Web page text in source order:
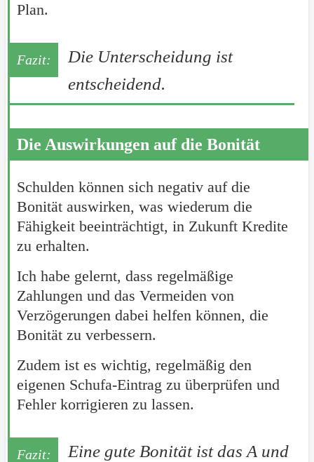
Plan.
Die Unterscheidung ist
entscheidend.
Die Auswirkungen auf die Bonität
Schulden können sich negativ auf die
Bonität auswirken, was wiederum die
Fähigkeit beeinträchtigt, in Zukunft Kredite
zu erhalten.
Ich habe gelernt, dass regelmäßige
Zahlungen und das Vermeiden von
Verzögerungen dabei helfen können, die
Bonität zu verbessern.
Zudem ist es wichtig, regelmäßig den
eigenen Schufa-Eintrag zu überprüfen und
Fehler korrigieren zu lassen.
Eine gute Bonität ist das A und